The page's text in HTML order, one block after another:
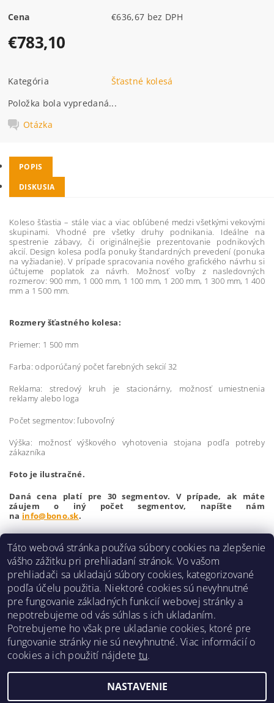
Cena €636,67 bez DPH
€783,10
Kategória
Šťastné kolesá
Položka bola vypredaná...
Otázka
POPIS
DISKUSIA
Koleso šťastia – stále viac a viac obľúbené medzi všetkými vekovými
skupinami. Vhodné pre všetky druhy podnikania. Ideálne na
spestrenie zábavy, či originálnejšie prezentovanie podnikových
akcií. Design kolesa podľa ponuky štandardných prevedení (ponuka
na vyžiadanie). V prípade spracovania nového grafického návrhu si
účtujeme poplatok za návrh. Možnosť voľby z nasledovných
rozmerov: 900 mm, 1 000 mm, 1 100 mm, 1 200 mm, 1 300 mm, 1 400
mm a 1 500 mm.
Rozmery šťastného kolesa:
Priemer: 1 500 mm
Farba: odporúčaný počet farebných sekcií 32
Reklama: stredový kruh je stacionárny, možnosť umiestnenia
reklamy alebo loga
Počet segmentov: ľubovoľný
Výška: možnosť výškového vyhotovenia stojana podľa potreby
zákazníka
Foto je ilustračné.
Daná cena platí pre 30 segmentov. V prípade, ak máte
záujem o iný počet segmentov, napíšte nám
na info@bono.sk.
vypočítaná individuálne podľa miesta dodania.
Buďte prvý, kto napíše príspevok k tejto položke.
Pridať komentár
Obchodné podmienky | Reklamačný poriadok
Zásady ochrany osobných údajov | Prepravný poriadok
Táto webová stránka používa súbory cookies na zlepšenie
vášho zážitku pri prehliadaní stránok. Vo vašom
prehliadači sa ukladajú súbory cookies, kategorizované
podľa účelu použitia. Niektoré cookies sú nevyhnutné
pre fungovanie základných funkcií webovej stránky a
nepotrebujeme od vás súhlas s ich ukladaním.
Potrebujeme ho však pre ukladanie cookies, ktoré pre
fungovanie stránky nie sú nevyhnutné. Viac informácií o
cookies a ich použití nájdete tu.
NASTAVENIE